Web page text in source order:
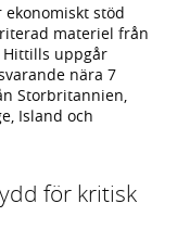
stöd
materiel från
uppgår
nära 7
Storbritannien,
Island och
för kritisk